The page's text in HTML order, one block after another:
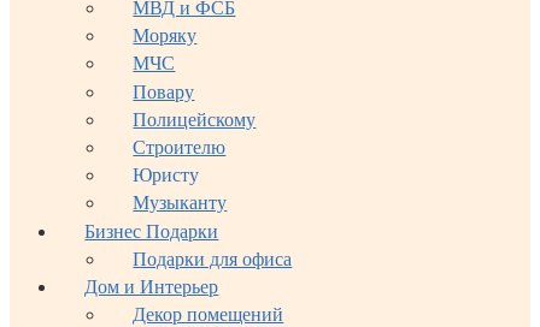
МВД и ФСБ
Моряку
МЧС
Повару
Полицейскому
Строителю
Юристу
Музыканту
Бизнес Подарки
Подарки для офиса
Дом и Интерьер
Декор помещений